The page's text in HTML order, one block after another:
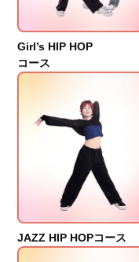
Girl’s HIP HOP
コース
JAZZ HIP HOPコース